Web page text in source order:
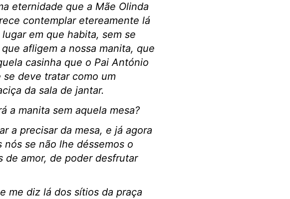
eternidade que a Mãe Olinda
contemplar etereamente lá
em que habita, sem se
afligem a nossa manita, que
casinha que o Pai António
deve tratar como um
da sala de jantar.
a manita sem aquela mesa?
a precisar da mesa, e já agora
se não lhe déssemos o
amor, de poder desfrutar
me diz lá dos sítios da praça